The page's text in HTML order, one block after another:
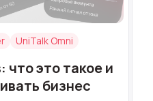
UniTalk Omni
это такое и
бизнес